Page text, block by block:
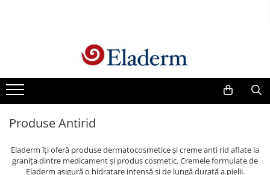
Vezi toate produsele
Creme cu protectie solara
Produse Antirid
Produse Hidratante
Antirozacee
Produse Anti sebum
Produse Antirid
Eladerm îți oferă produse dermatocosmetice și creme anti rid aflate la
granița dintre medicament și produs cosmetic. Cremele formulate de
Eladerm asigură o hidratare intensă și de lungă durată a pielii.